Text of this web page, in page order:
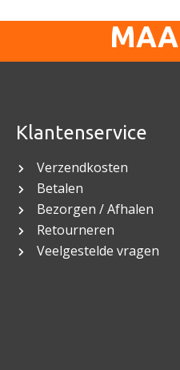
Klantenservice
Verzendkosten
Betalen
Bezorgen / Afhalen
Retourneren
Veelgestelde vragen